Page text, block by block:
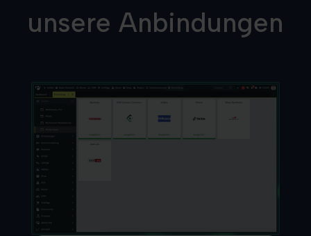
unsere Anbindungen